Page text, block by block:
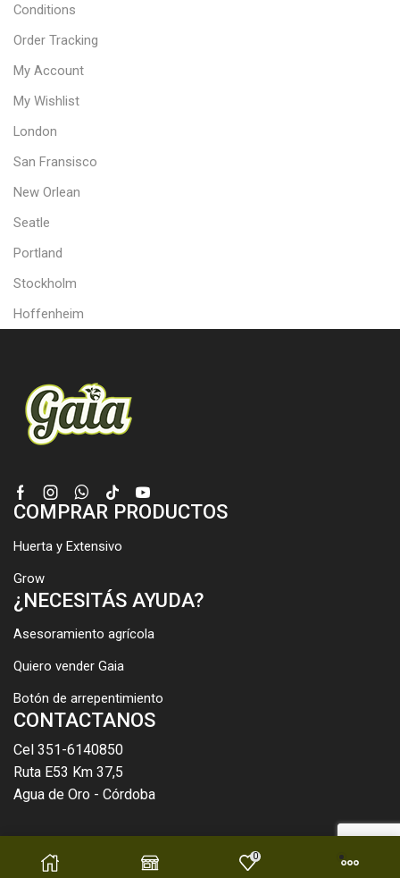
Conditions
Order Tracking
My Account
My Wishlist
London
San Fransisco
New Orlean
Seatle
Portland
Stockholm
Hoffenheim
FacebookInstagramWhatsapp
Tik- Youtube
COMPRAR PRODUCTOS
Huerta y Extensivo
Grow
¿NECESITÁS AYUDA?
Asesoramiento agrícola
Quiero vender Gaia
Botón de arrepentimiento
CONTACTANOS
Cel 351-6140850
Ruta E53 Km 37,5
Agua de Oro - Córdoba
Copyright © 2021 Gaia SA. Created by Laquintapata
0